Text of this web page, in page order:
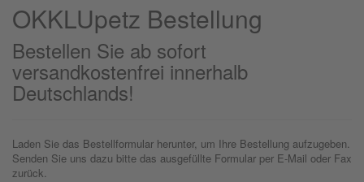
OKKLUpetz Bestellung
Bestellen Sie ab sofort
versandkostenfrei innerhalb
Deutschlands!
Laden Sie das Bestellformular herunter, um Ihre Bestellung aufzugeben.
Senden Sie uns dazu bitte das ausgefüllte Formular per E-Mail oder Fax
zurück.